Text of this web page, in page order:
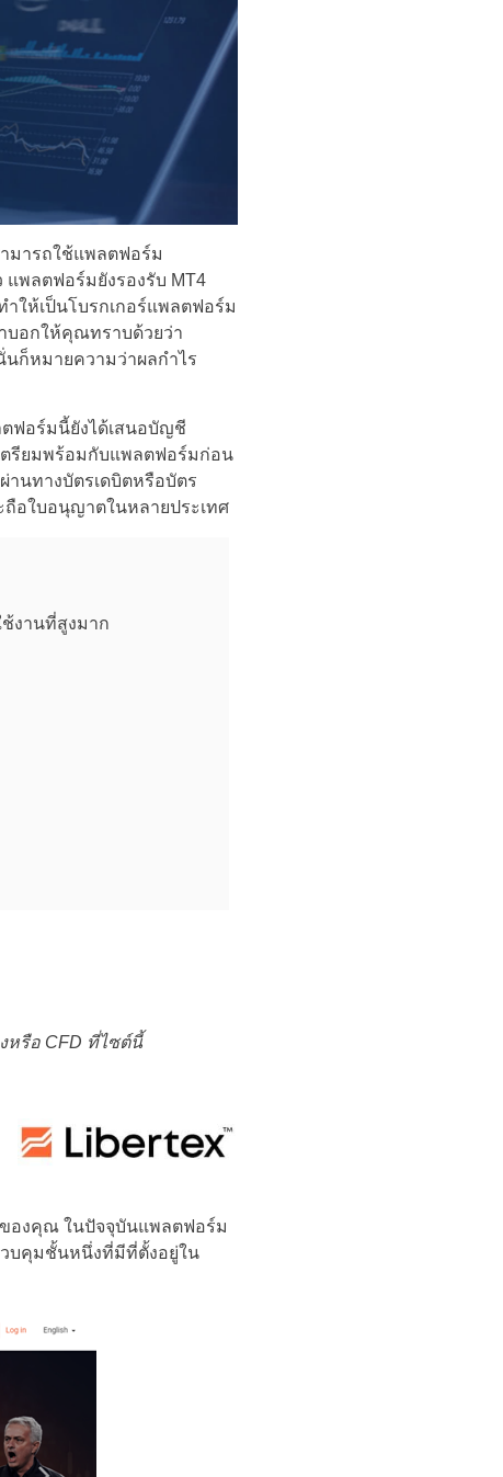
มารถใช้แพลตฟอร์ม
แพลตฟอร์มยังรองรับ MT4
ให้เป็นโบรกเกอร์แพลตฟอร์ม
บอกให้คุณทราบด้วยว่า
ก็หมายความว่าผลกำไร
ฟอร์มนี้ยังได้เสนอบัญชี
ตรียมพร้อมกับแพลตฟอร์มก่อน
นทางบัตรเดบิตหรือบัตร
ถือใบอนุญาตในหลายประเทศ
งานที่สูงมาก
หรือ CFD ที่ไซต์นี้
ของคุณ ในปัจจุบันแพลตฟอร์ม
วบคุมชั้นหนึ่งที่มีที่ตั้งอยู่ใน